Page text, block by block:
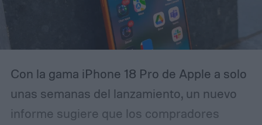
Con la gama iPhone 18 Pro de Apple a solo
unas semanas del lanzamiento, un nuevo
informe sugiere que los compradores